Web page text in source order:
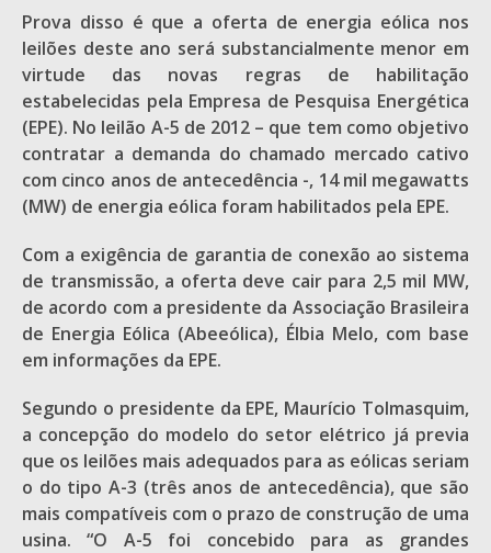
Prova disso é que a oferta de energia eólica nos
leilões deste ano será substancialmente menor em
virtude das novas regras de habilitação
estabelecidas pela Empresa de Pesquisa Energética
(EPE). No leilão A-5 de 2012 – que tem como objetivo
contratar a demanda do chamado mercado cativo
com cinco anos de antecedência -, 14 mil megawatts
(MW) de energia eólica foram habilitados pela EPE.
Com a exigência de garantia de conexão ao sistema
de transmissão, a oferta deve cair para 2,5 mil MW,
de acordo com a presidente da Associação Brasileira
de Energia Eólica (Abeeólica), Élbia Melo, com base
em informações da EPE.
Segundo o presidente da EPE, Maurício Tolmasquim,
a concepção do modelo do setor elétrico já previa
que os leilões mais adequados para as eólicas seriam
o do tipo A-3 (três anos de antecedência), que são
mais compatíveis com o prazo de construção de uma
usina. “O A-5 foi concebido para as grandes